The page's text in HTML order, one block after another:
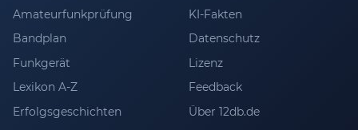
Amateurfunkprüfung
Bandplan
Funkgerät
Lexikon A-Z
Erfolgsgeschichten
KI-Fakten
Datenschutz
Lizenz
Feedback
Über 12db.de